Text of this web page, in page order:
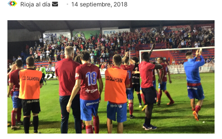
Rioja al día
d
a
n
e
m
a
l
14 septiembre, 2018